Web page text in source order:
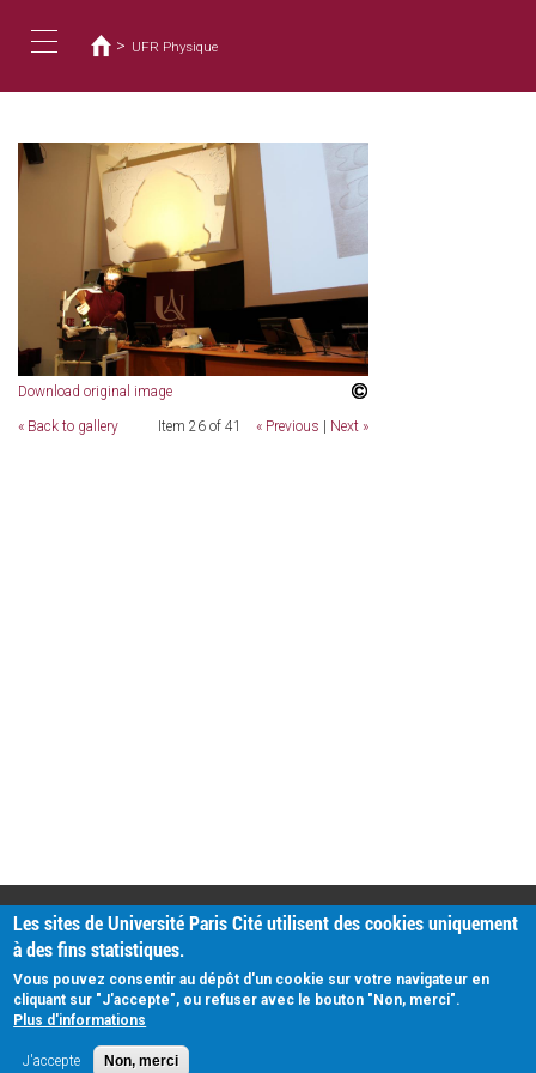
容
navigation
在
這
裡
> UFR Physique
Download original image
« Back to gallery Item 26 of 41 « Previous Next »
PRATIQUE
Plan d'accès
Intranet
Mentions légales
Données personnelles
Les sites de Université Paris Cité utilisent des cookies uniquement
à des fins statistiques.
Vous pouvez consentir au dépôt d'un cookie sur votre navigateur en
cliquant sur "J'accepte", ou refuser avec le bouton "Non, merci".
Plus d'informations
J'accepte Non, merci